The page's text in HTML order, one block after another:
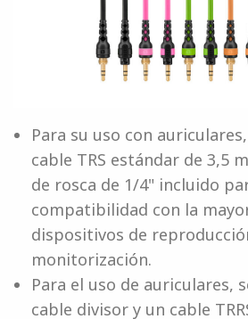
Para su uso con
cable TRS estándar de 3,5
de rosca de 1/4" incluido
compatibilidad con la
dispositivos de
monitorización.
Para el uso de auriculares,
cable divisor y un cable